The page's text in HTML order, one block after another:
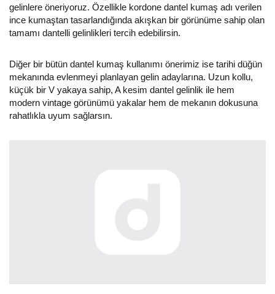
gelinlere öneriyoruz. Özellikle kordone dantel kumaş adı verilen
ince kumaştan tasarlandığında akışkan bir görünüme sahip olan
tamamı dantelli gelinlikleri tercih edebilirsin.
Diğer bir bütün dantel kumaş kullanımı önerimiz ise tarihi düğün
mekanında evlenmeyi planlayan gelin adaylarına. Uzun kollu,
küçük bir V yakaya sahip, A kesim dantel gelinlik ile hem
modern vintage görünümü yakalar hem de mekanın dokusuna
rahatlıkla uyum sağlarsın.